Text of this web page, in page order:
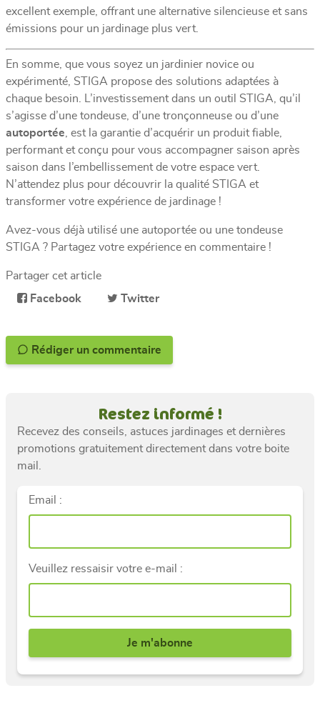
excellent exemple, offrant une alternative silencieuse et sans
émissions pour un jardinage plus vert.
En somme, que vous soyez un jardinier novice ou
expérimenté, STIGA propose des solutions adaptées à
chaque besoin. L’investissement dans un outil STIGA, qu’il
s’agisse d’une tondeuse, d’une tronçonneuse ou d’une
autoportée , est la garantie d’acquérir un produit fiable,
performant et conçu pour vous accompagner saison après
saison dans l’embellissement de votre espace vert.
N’attendez plus pour découvrir la qualité STIGA et
transformer votre expérience de jardinage !
Avez-vous déjà utilisé une autoportée ou une tondeuse
STIGA ? Partagez votre expérience en commentaire !
Partager cet article
Facebook
Twitter
Rédiger un commentaire
Restez informé !
Recevez des conseils, astuces jardinages et dernières
promotions gratuitement directement dans votre boite
mail.
Email :
Veuillez ressaisir votre e-mail :